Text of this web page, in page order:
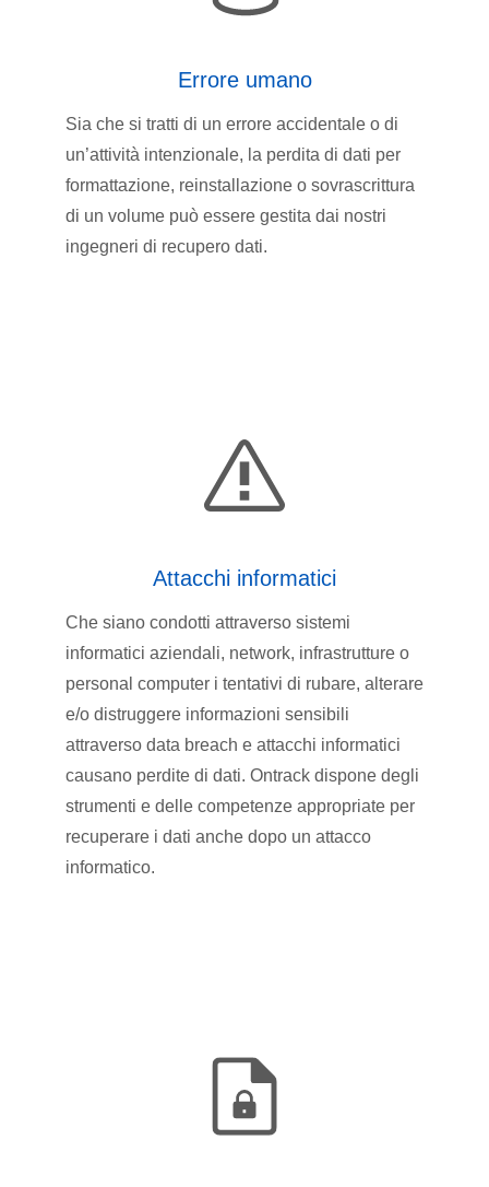
Errore umano
Sia che si tratti di un errore accidentale o di
un’attività intenzionale, la perdita di dati per
formattazione, reinstallazione o sovrascrittura
di un volume può essere gestita dai nostri
ingegneri di recupero dati.
Attacchi informatici
Che siano condotti attraverso sistemi
informatici aziendali, network, infrastrutture o
personal computer i tentativi di rubare, alterare
e/o distruggere informazioni sensibili
attraverso data breach e attacchi informatici
causano perdite di dati. Ontrack dispone degli
strumenti e delle competenze appropriate per
recuperare i dati anche dopo un attacco
informatico.